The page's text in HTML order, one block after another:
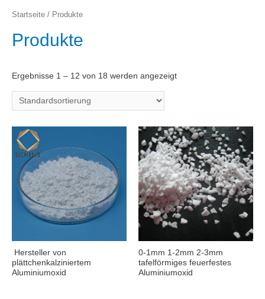
Startseite / Produkte
Produkte
Ergebnisse 1 – 12 von 18 werden angezeigt
Hersteller von
plättchenkalziniertem
Aluminiumoxid
0-1mm 1-2mm 2-3mm
tafelförmiges feuerfestes
Aluminiumoxid